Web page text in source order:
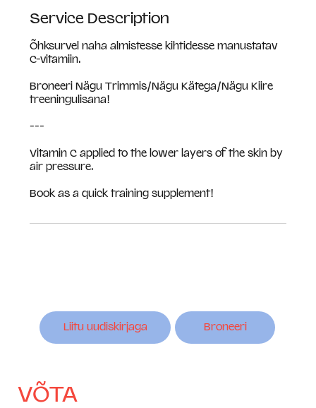
Service Description
Õhksurvel naha almistesse kihtidesse manustatav
C-vitamiin.
Broneeri Nägu Trimmis/Nägu Kätega/Nägu Kiire
treeningulisana!
---
Vitamin C applied to the lower layers of the skin by
air pressure.
Book as a quick training supplement!
Liitu uudiskirjaga Broneeri
VÕTA